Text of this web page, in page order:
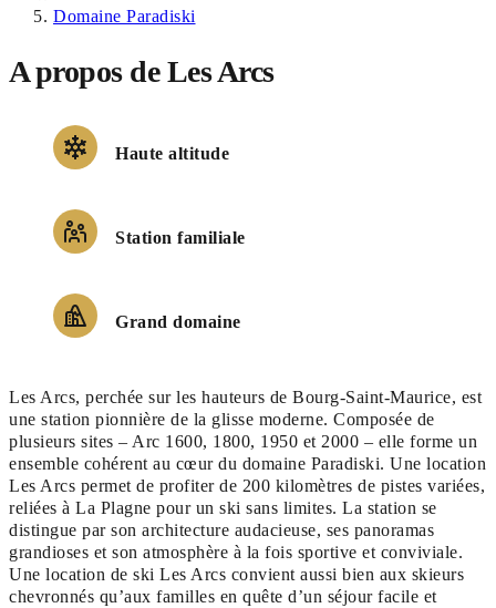
Domaine Paradiski
A propos de Les Arcs
Haute altitude
Station familiale
Grand domaine
Les Arcs, perchée sur les hauteurs de Bourg-Saint-Maurice, est
une station pionnière de la glisse moderne. Composée de
plusieurs sites – Arc 1600, 1800, 1950 et 2000 – elle forme un
ensemble cohérent au cœur du domaine Paradiski. Une location
Les Arcs permet de profiter de 200 kilomètres de pistes variées,
reliées à La Plagne pour un ski sans limites. La station se
distingue par son architecture audacieuse, ses panoramas
grandioses et son atmosphère à la fois sportive et conviviale.
Une location de ski Les Arcs convient aussi bien aux skieurs
chevronnés qu’aux familles en quête d’un séjour facile et